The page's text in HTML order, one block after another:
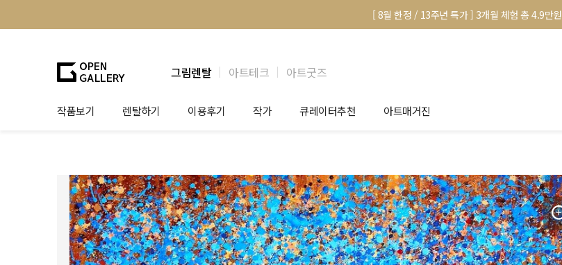
[ 8월 한정 / 13주년 특가 ] 3개월 체험 총 4.9만원
그림렌탈 아트테크 아트굿즈
작품보기 렌탈하기
법인상담
기프트카드
이용후기
법인 고객
셀럽 인터뷰
작가
작가공모
큐레이터추천
작품선택 Tip
그림인테리어 Tip
테마별 추천
아트매거진
미술 이야기
아트 딕셔너리